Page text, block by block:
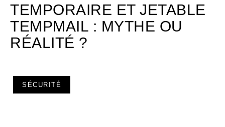
TEMPORAIRE ET JETABLE
TEMPMAIL : MYTHE OU
RÉALITÉ ?
SÉCURITÉ